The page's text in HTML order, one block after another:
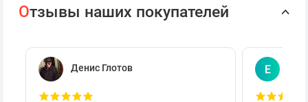
Отзывы наших покупателей
Денис Глотов Е